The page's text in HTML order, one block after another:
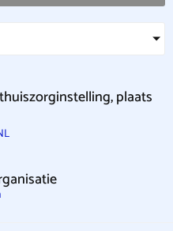
plaats